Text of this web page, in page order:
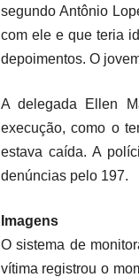
segundo Antônio
com ele e que teria
depoimentos. O
A delegada Ellen
execução, como o
estava caída. A
denúncias pelo 197.
Imagens
O sistema de
vítima registrou o